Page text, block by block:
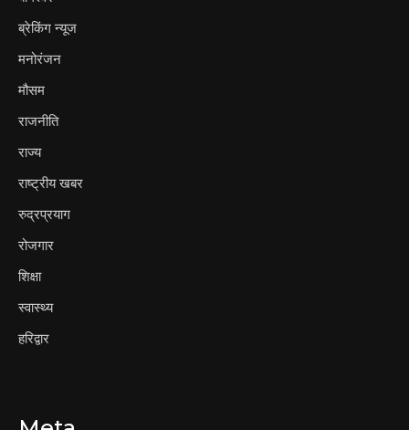
ब्रेकिंग न्यूज
मनोरंजन
मौसम
राजनीति
राज्य
राष्ट्रीय खबर
रुद्रप्रयाग
रोजगार
शिक्षा
स्वास्थ्य
हरिद्वार